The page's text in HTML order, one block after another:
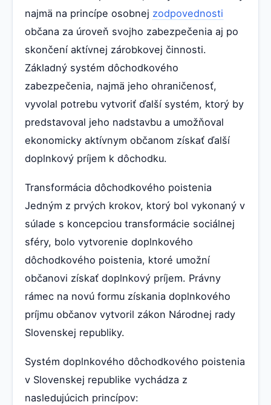
najmä na princípe osobnej zodpovednosti
občana za úroveň svojho zabezpečenia aj po
skončení aktívnej zárobkovej činnosti.
Základný systém dôchodkového
zabezpečenia, najmä jeho ohraničenosť,
vyvolal potrebu vytvoriť ďalší systém, ktorý by
predstavoval jeho nadstavbu a umožňoval
ekonomicky aktívnym občanom získať ďalší
doplnkový príjem k dôchodku.
Transformácia dôchodkového poistenia
Jedným z prvých krokov, ktorý bol vykonaný v
súlade s koncepciou transformácie sociálnej
sféry, bolo vytvorenie doplnkového
dôchodkového poistenia, ktoré umožní
občanovi získať doplnkový príjem. Právny
rámec na novú formu získania doplnkového
príjmu občanov vytvoril zákon Národnej rady
Slovenskej republiky.
Systém doplnkového dôchodkového poistenia
v Slovenskej republike vychádza z
nasledujúcich princípov: